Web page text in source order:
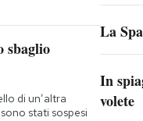
sbaglio
di un’altra
stati sospesi
La
In
volete